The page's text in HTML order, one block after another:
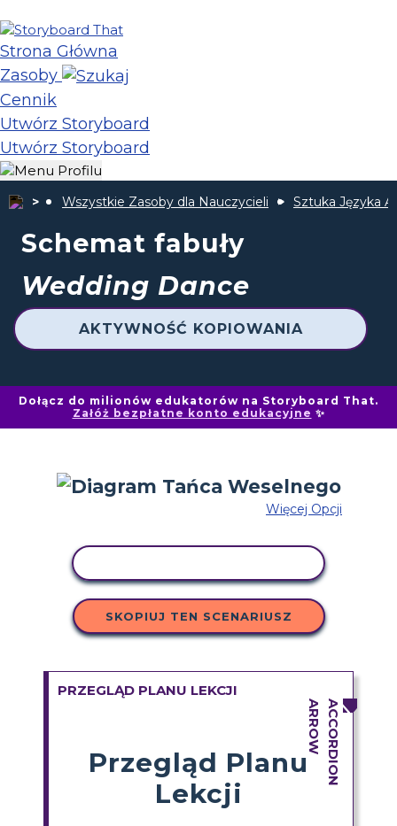
Strona Główna
Zasoby
Cennik
Utwórz Storyboard
Utwórz Storyboard
Wszystkie Zasoby dla Nauczycieli Sztuka Języka
Schemat fabuły
Wedding Dance
AKTYWNOŚĆ KOPIOWANIA
Dołącz do milionów edukatorów na Storyboard That.
Załóż bezpłatne konto edukacyjne ✨
Więcej Opcji
SKOPIUJ TEN SCENARIUSZ
PRZEGLĄD PLANU LEKCJI
Przegląd Planu
Lekcji